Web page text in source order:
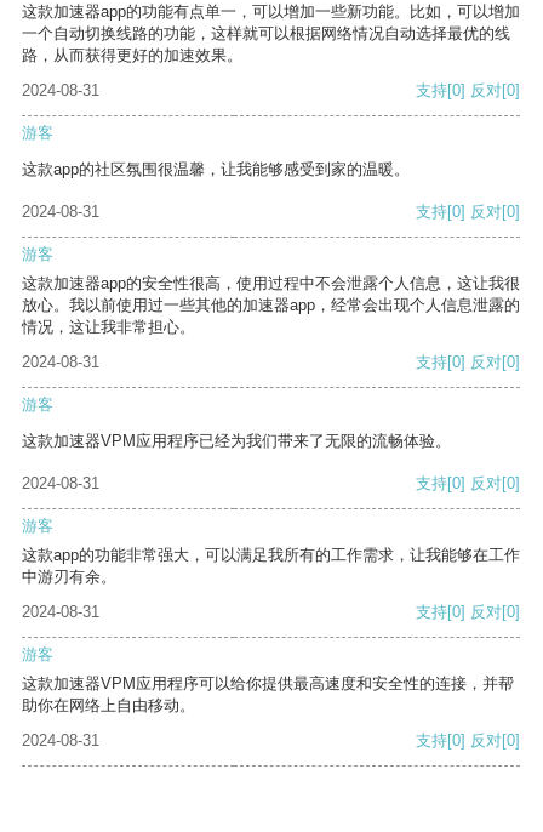
这款加速器app的功能有点单一，可以增加一些新功能。比如，可以增加
一个自动切换线路的功能，这样就可以根据网络情况自动选择最优的线
路，从而获得更好的加速效果。
2024-08-31
支持[0] 反对[0]
游客
这款app的社区氛围很温馨，让我能够感受到家的温暖。
2024-08-31 支持[0] 反对[0]
游客
这款加速器app的安全性很高，使用过程中不会泄露个人信息，这让我很
放心。我以前使用过一些其他的加速器app，经常会出现个人信息泄露的
情况，这让我非常担心。
2024-08-31
支持[0] 反对[0]
游客
这款加速器VPM应用程序已经为我们带来了无限的流畅体验。
2024-08-31 支持[0] 反对[0]
游客
这款app的功能非常强大，可以满足我所有的工作需求，让我能够在工作
中游刃有余。
2024-08-31
支持[0] 反对[0]
游客
这款加速器VPM应用程序可以给你提供最高速度和安全性的连接，并帮
助你在网络上自由移动。
2024-08-31
支持[0] 反对[0]